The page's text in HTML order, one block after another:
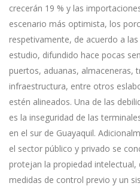
crecerán 19 % y las
escenario más optimista, los
respetivamente, de acuerdo a
estudio, difundido hace pocas
puertos, aduanas, almaceneras,
infraestructura, entre otros
estén alineados. Una de las
es la inseguridad de las
en el sur de Guayaquil.
el sector público y privado se
protejan la propiedad intelectual,
medidas de control previo y un